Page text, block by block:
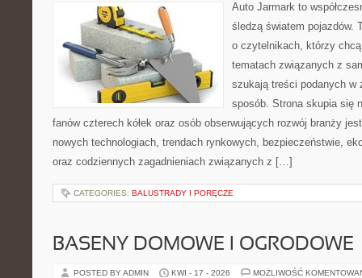
Auto Jarmark to
śledzą światem pojazdów.
o czytelnikach, którzy
tematach związanych z
szukają treści podanych w
sposób. Strona skupia się
fanów czterech kółek oraz osób obserwujących rozwój branży
nowych technologiach, trendach rynkowych, bezpieczeństwie,
oraz codziennych zagadnieniach związanych z […]
CATEGORIES: BALUSTRADY I PORĘCZE
BASENY DOMOWE I OGRODOWE
POSTED BY ADMIN KWI - 17 - 2026 MOŻLIWOŚĆ